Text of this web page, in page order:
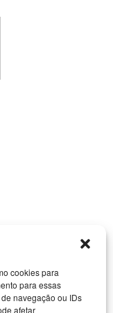
cookies para
para essas
navegação ou IDs
afetar